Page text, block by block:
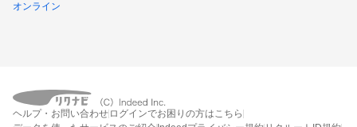
オンライン
エントリーするとプログラムの詳細案内を
受け取れるようになります
ヘルプ・お問い合わせ ログインでお困りの方はこちら